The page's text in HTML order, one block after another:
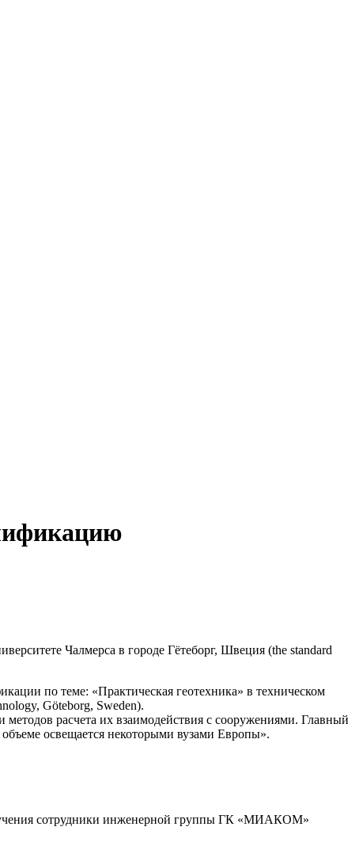
Чалмерса в городе Гётеборг, Швеция (the standard
по теме: «Практическая геотехника» в техническом
Göteborg, Sweden).
расчета их взаимодействия с сооружениями. Главный
освещается некоторыми вузами Европы».
сотрудники инженерной группы ГК «МИАКОМ»